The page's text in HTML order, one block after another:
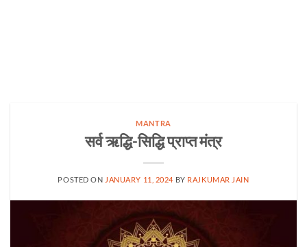
MANTRA
सर्व ऋद्धि-सिद्धि प्राप्त मंत्र
POSTED ON JANUARY 11, 2024 BY RAJKUMAR JAIN